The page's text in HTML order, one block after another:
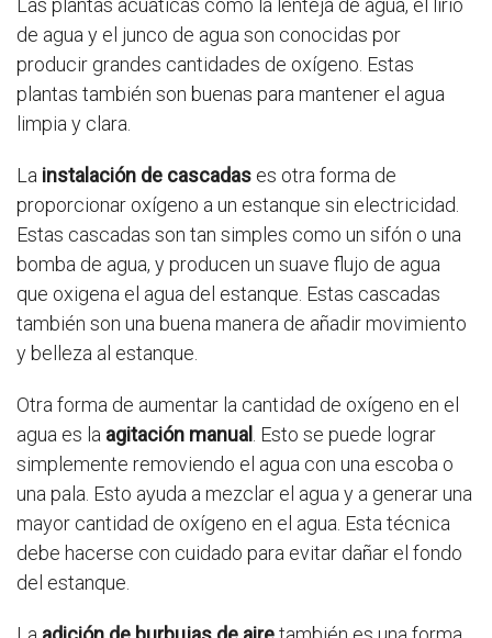
Las plantas acuáticas como la lenteja de agua, el lirio
de agua y el junco de agua son conocidas por
producir grandes cantidades de oxígeno. Estas
plantas también son buenas para mantener el agua
limpia y clara.
La instalación de cascadas es otra forma de
proporcionar oxígeno a un estanque sin electricidad.
Estas cascadas son tan simples como un sifón o una
bomba de agua, y producen un suave flujo de agua
que oxigena el agua del estanque. Estas cascadas
también son una buena manera de añadir movimiento
y belleza al estanque.
Otra forma de aumentar la cantidad de oxígeno en el
agua es la agitación manual . Esto se puede lograr
simplemente removiendo el agua con una escoba o
una pala. Esto ayuda a mezclar el agua y a generar una
mayor cantidad de oxígeno en el agua. Esta técnica
debe hacerse con cuidado para evitar dañar el fondo
del estanque.